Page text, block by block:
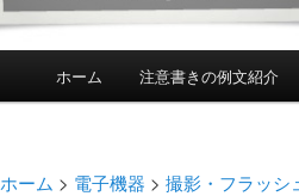
メインコンテンツへ移動
ホーム 注意書きの例文紹介
投稿ナビゲーション
ホーム > 電子機器 > 撮影・フラッシ